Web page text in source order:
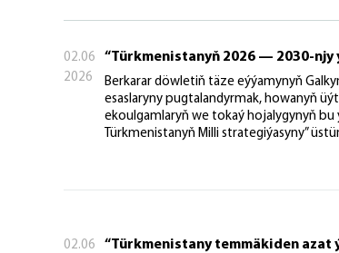
02.06
2026
“Türkmenistanyň 2026 — 2030-
Berkarar döwletiň täze eýýamynyň
esaslaryny pugtalandyrmak, howanyň
ekoulgamlaryň we tokaý hojalygynyň bu
Türkmenistanyň Milli strategiýasyny”
02.06
“Türkmenistany temmäkiden